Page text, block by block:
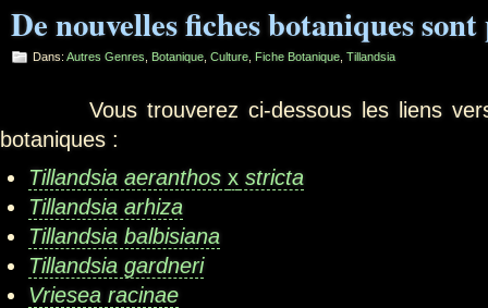
De nouvelles fiches botaniques
Dans: Autres Genres Botanique Culture Fiche Botanique Tillandsia
Vous trouverez ci-dessous les liens vers
botaniques :
Tillandsia aeranthos xstricta
Tillandsia arhiza
Tillandsia balbisiana
Tillandsia gardneri
Vriesea racinae